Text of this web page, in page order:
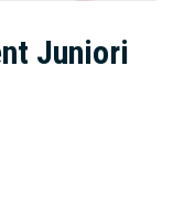
Juniori